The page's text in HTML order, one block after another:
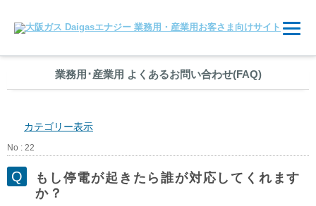
業務用 ･産業用 よくあるお問い合わせ(FAQ)
カテゴリー表示
No : 22
もし停電が起きたら誰が対応してくれます
か？